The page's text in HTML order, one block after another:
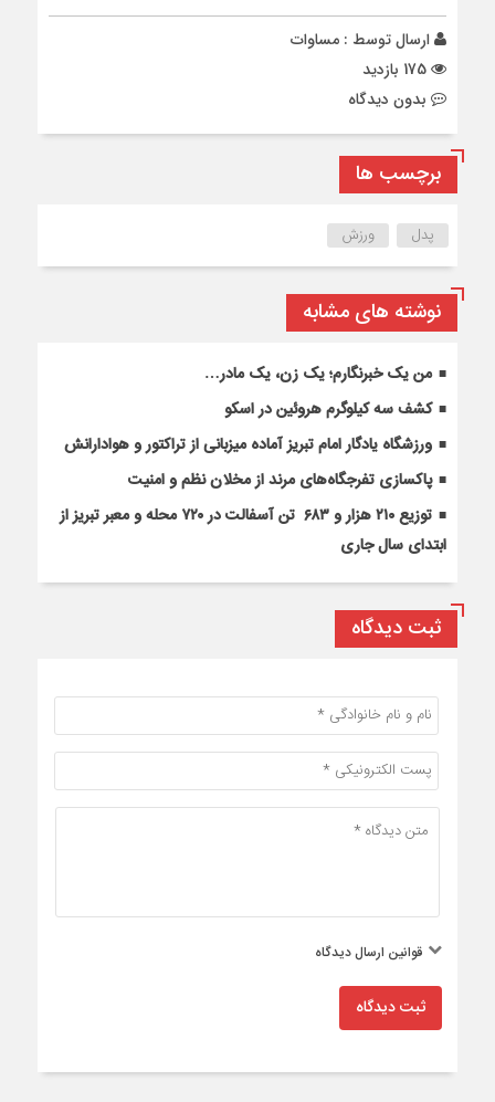
ارسال توسط : مساوات
بدون دیدگاه
برچسب ها
پدل ورزش
نوشته های مشابه
من یک خبرنگارم؛ یک زن، یک مادر…
کشف سه کیلوگرم هروئین در اسکو
ورزشگاه یادگار امام تبریز آماده میزبانی از تراکتور و هوادارانش
پاکسازی تفرجگاه‌های مرند از مخلان نظم و امنیت
توزیع ۲۱۰ هزار و ۶۸۳ تن آسفالت در ۷۲۰ محله و معبر تبریز از
ابتدای سال جاری
ثبت دیدگاه
قوانین ارسال دیدگاه
ثبت دیدگاه